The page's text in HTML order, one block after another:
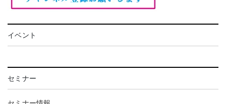
イベント
セミナー